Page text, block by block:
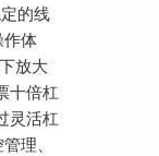
的线
作体
放大
十倍杠
灵活杠
理、